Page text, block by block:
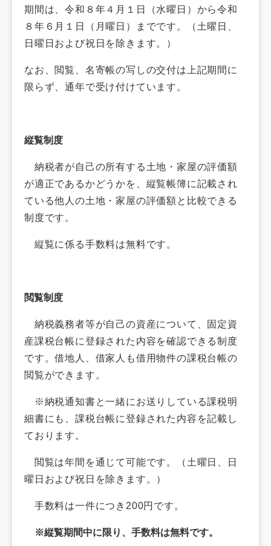
期間は、令和８年４月１日（水曜日）から令和
８年６月１日（月曜日）までです。（土曜日、
日曜日および祝日を除きます。）
なお、閲覧、名寄帳の写しの交付は上記期間に
限らず、通年で受け付けています。
縦覧制度
納税者が自己の所有する土地・家屋の評価額
が適正であるかどうかを、縦覧帳簿に記載され
ている他人の土地・家屋の評価額と比較できる
制度です。
縦覧に係る手数料は無料です。
閲覧制度
納税義務者等が自己の資産について、固定資
産課税台帳に登録された内容を確認できる制度
です。借地人、借家人も借用物件の課税台帳の
閲覧ができます。
※納税通知書と一緒にお送りしている課税明
細書にも、課税台帳に登録された内容を記載し
ております。
閲覧は年間を通じて可能です。（土曜日、日
曜日および祝日を除きます。）
手数料は一件につき200円です。
※縦覧期間中に限り、手数料は無料です。